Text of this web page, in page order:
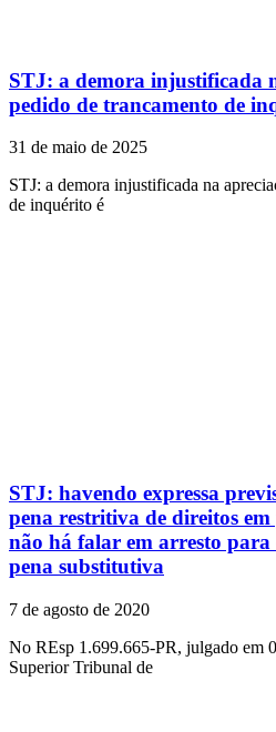
STJ: a demora injustificada
pedido de trancamento de
31 de maio de 2025
STJ: a demora injustificada na
de inquérito é
STJ: havendo expressa
pena restritiva de direitos
não há falar em arresto
pena substitutiva
7 de agosto de 2020
No REsp 1.699.665-PR, julgado em
Superior Tribunal de